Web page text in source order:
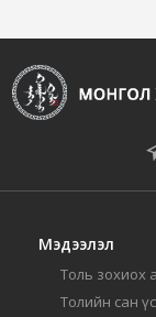
Мэдээлэл
Толь зохиох
Толийн сан